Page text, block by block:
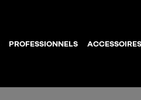
PROFESSIONNELS ACCESSOIRES